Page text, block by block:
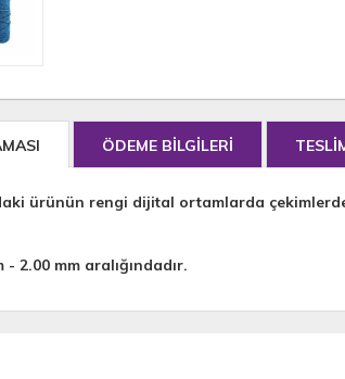
ÖDEME BİLGİLERİ
ürünün rengi dijital ortamlarda
- 2.00 mm aralığındadır.